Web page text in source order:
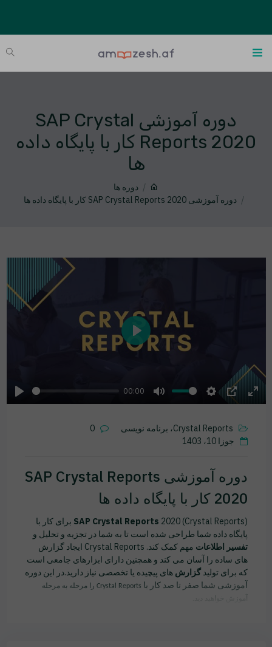
دوره آموزشی SAP Crystal
Reports 2020 کار با پایگاه داده
ها
دوره ها
دوره آموزشی SAP Crystal Reports 2020 کار با پایگاه داده ها
Play
00:00
Mute Settings
PIP
Play
0
جوزا 10، 1403
دوره آموزشی SAP Crystal Reports
2020 کار با پایگاه داده ها
SAP Crystal Reports 2020 (Crystal Reports) برای کار با
پایگاه داده شما طراحی شده است تا به شما در تجزیه و تحلیل و
تفسیر اطلاعات
مهم کمک کند. Crystal Reports ایجاد گزارش
های ساده را آسان می کند و همچنین دارای ابزارهای جامعی است
که برای تولید گزارش های پیچیده یا تخصصی نیاز دارید.در این دوره
آموزشی شما صفر تا صد کار با
Crystal Reports را مرحله به مرحله